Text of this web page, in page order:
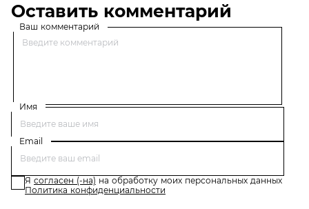
Оставить комментарий
Ваш комментарий
Имя
Email
Я согласен (-на) на обработку моих персональных данных
Политика конфиденциальности